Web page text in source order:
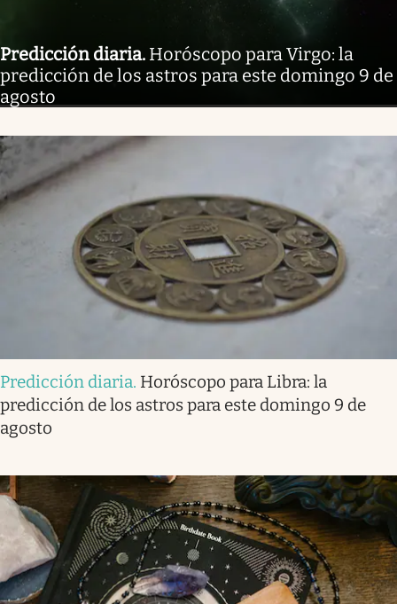
Predicción diaria. Horóscopo para Virgo: la
predicción de los astros para este domingo 9 de
agosto
Predicción diaria. Horóscopo para Libra: la
predicción de los astros para este domingo 9 de
agosto